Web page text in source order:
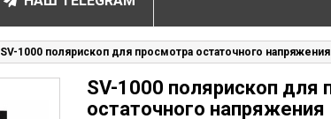
SV-1000 полярископ для просмотра остаточного напряжения
SV-1000 полярископ для
остаточного напряжения